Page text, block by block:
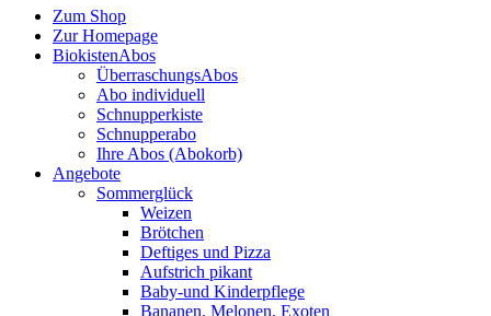
Zum Shop
Zur Homepage
BiokistenAbos
ÜberraschungsAbos
Abo individuell
Schnupperkiste
Schnupperabo
Ihre Abos (Abokorb)
Angebote
Sommerglück
Weizen
Brötchen
Deftiges und Pizza
Aufstrich pikant
Baby-und Kinderpflege
Bananen, Melonen, Exoten